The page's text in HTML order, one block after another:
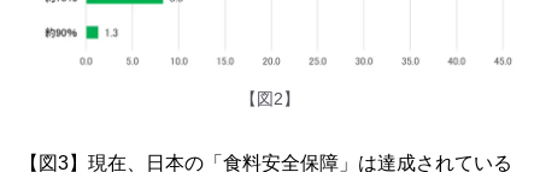
【図2】
【図3】現在、日本の「食料安全保障」は達成されている